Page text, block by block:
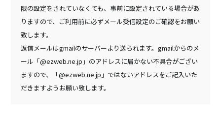
限の設定をされていなくても、事前に設定されている場合があ
りますので、ご利用前に必ずメール受信設定のご確認をお願い
致します。
返信メールはgmailのサーバーより送られます。gmailからのメ
ール「@ezweb.ne.jp」のアドレスに届かない不具合がござい
ますので、「@ezweb.ne.jp」ではないアドレスをご記入いた
だきますようお願い致します。